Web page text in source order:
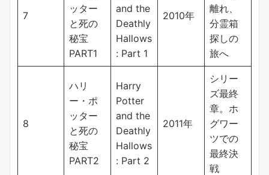
7
ッター
と死の
秘宝
PART1
and the
Deathly
Hallows
: Part 1
2010年
離れ、
分霊箱
探しの
旅へ
8
ハリ
ー・ポ
ッター
と死の
秘宝
PART2
Harry
Potter
and the
Deathly
Hallows
: Part 2
2011年
シリー
ズ最終
章。ホ
グワー
ツでの
最終決
戦